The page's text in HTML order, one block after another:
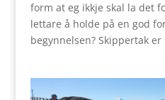
form at eg ikkje skal la det
lettare å holde på en god
begynnelsen? Skippertak